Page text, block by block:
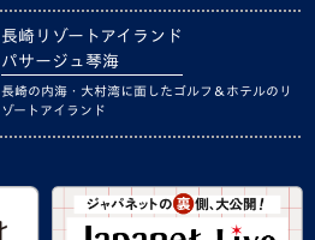
長崎リゾートアイランド
パサージュ琴海
長崎の内海・大村湾に面したゴルフ＆ホテルのリ
ゾートアイランド